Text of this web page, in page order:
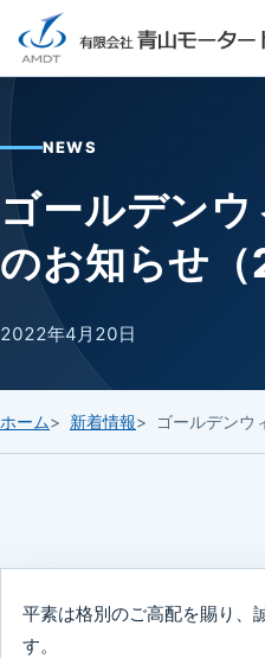
NEWS
ゴールデン
のお知らせ（
2022年4月20日
ホーム 新着情報 ゴールデンウ
平素は格別のご高配を賜り、
す。